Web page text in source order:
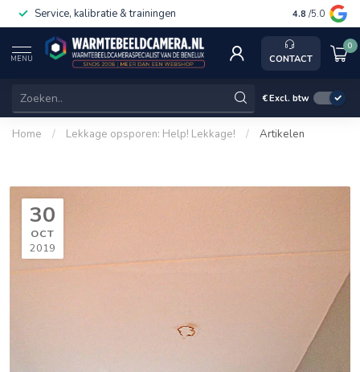
Service, kalibratie & trainingen 4.8 /5.0
MENU CONTACT
0
€Excl. btw
Home / Lekkage opsporen: Help! Lekkage! / Artikelen
30
OCT
2019